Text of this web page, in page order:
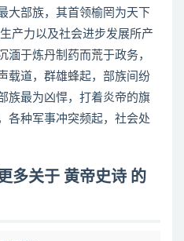
大部族，其首领榆罔为天下
产力以及社会进步发展所产
湎于炼丹制药而荒于政务，
载道，群雄蜂起，部族间纷
族最为凶悍，打着炎帝的旗
各种军事冲突频起，社会处
多关于 黄帝史诗 的